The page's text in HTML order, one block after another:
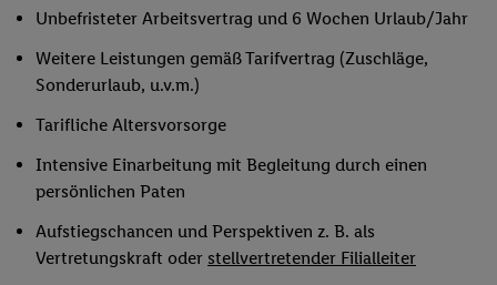
Unbefristeter Arbeitsvertrag und 6 Wochen Urlaub/Jahr
Weitere Leistungen gemäß Tarifvertrag (Zuschläge,
Sonderurlaub, u.v.m.)
Tarifliche Altersvorsorge
Intensive Einarbeitung mit Begleitung durch einen
persönlichen Paten
Aufstiegschancen und Perspektiven z. B. als
Vertretungskraft oder stellvertretender Filialleiter